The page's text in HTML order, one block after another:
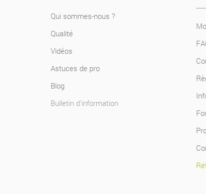
Qui sommes-nous ?
Qualité
Vidéos
Astuces de pro
Blog
Bulletin d'information